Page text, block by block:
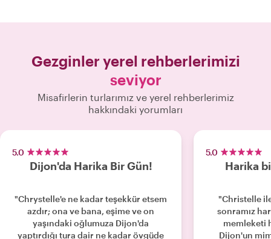
Gezginler yerel rehberlerimizi
seviyor
Misafirlerin turlarımız ve yerel rehberlerimiz
hakkındaki yorumları
5.0
Dijon'da Harika Bir Gün!
"Chrystelle'e ne kadar teşekkür etsem
azdır; ona ve bana, eşime ve on
yaşındaki oğlumuza Dijon'da
yaptırdığı tura dair ne kadar övgüde
5.0
Harika
"Christelle
sonramız
memleketi
Dijon'un